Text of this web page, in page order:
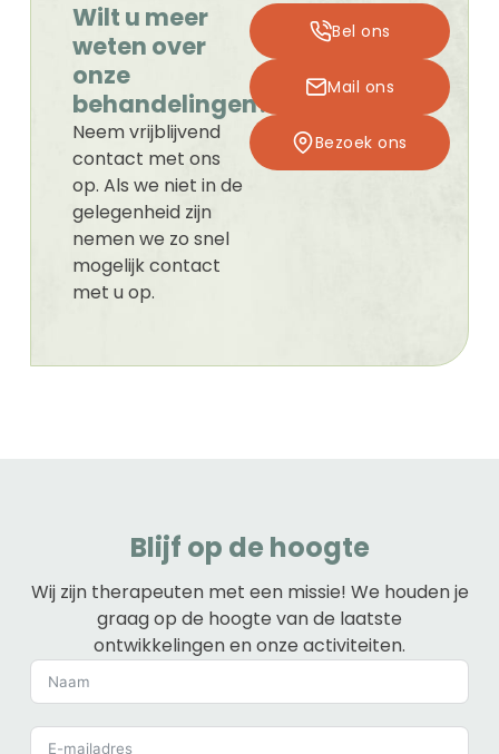
Wilt u meer
weten over
onze
behandelingen?
Neem vrijblijvend
contact met ons
op. Als we niet in de
gelegenheid zijn
nemen we zo snel
mogelijk contact
met u op.
Bel ons
Mail ons
Bezoek ons
Blijf op de hoogte
Wij zijn therapeuten met een missie! We houden je
graag op de hoogte van de laatste
ontwikkelingen en onze activiteiten.